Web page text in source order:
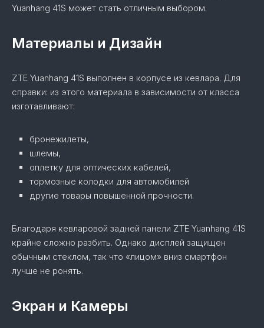
Yuanhang 41S может стать отличным выбором.
Материалы и Дизайн
ZTE Yuanhang 41S выполнен в корпусе из кевлара. Для
справки: из этого материала в зависимости от класса
изготавливают:
бронежилеты,
шлемы,
оплетку для оптических кабелей,
тормозные колодки для автомобилей
другие товары повышенной прочности.
Благодаря кевларовой задней панели ZTE Yuanhang 41S
крайне сложно разбить. Однако дисплей защищен
обычным стеклом, так что «лицом» вниз смартфон
лучше не ронять.
Экран и Камеры